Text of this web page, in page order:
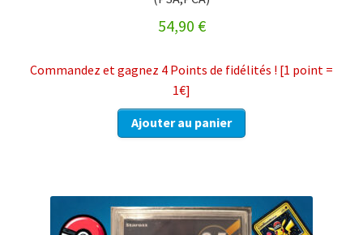
54,90 €
Commandez et gagnez 4 Points de fidélités ! [1 point =
1€]
Ajouter au panier